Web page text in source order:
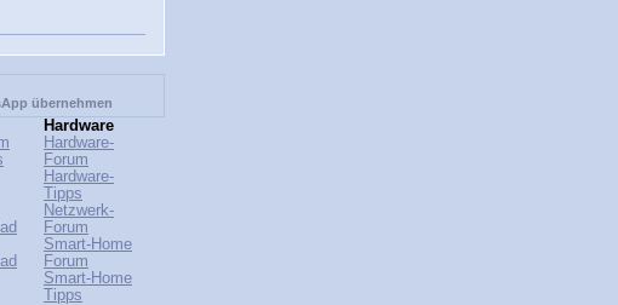
übernehmen
Hardware
Hardware-
Forum
Hardware-
Tipps
Netzwerk-
Forum
Smart-Home
Forum
Smart-Home
Tipps